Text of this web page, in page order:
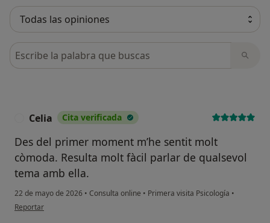
Busca en opiniones
Celia Cita verificada
Des del primer moment m’he sentit molt
còmoda. Resulta molt fàcil parlar de qualsevol
tema amb ella.
22 de mayo de 2026 • Consulta online • Primera visita Psicología •
en opinión del usuario Celia
Reportar